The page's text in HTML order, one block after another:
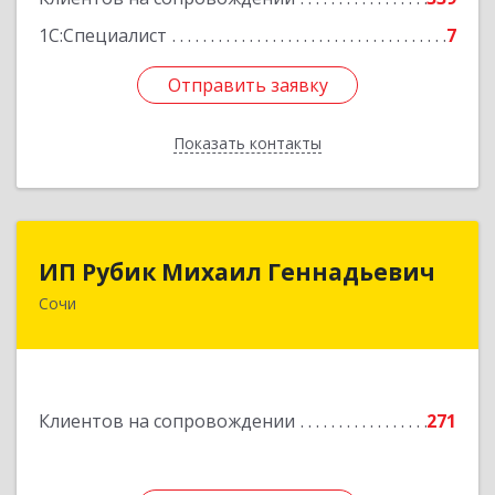
1С:Специалист
7
Отправить заявку
Показать контакты
Отправить заявку
Назад
ИП Рубик Михаил Геннадьевич
Сочи
Клиентов на сопровождении 271
ИП Рубик Михаил Геннадьевич